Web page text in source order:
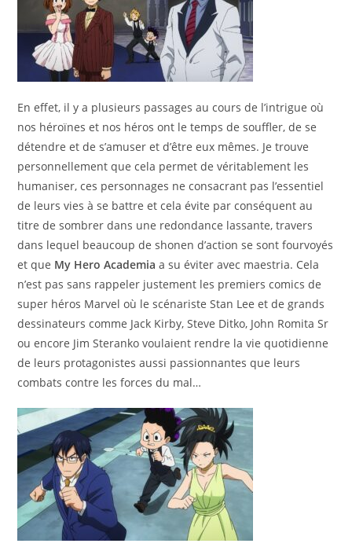
En effet, il y a plusieurs passages au cours de l’intrigue où
nos héroïnes et nos héros ont le temps de souffler, de se
détendre et de s’amuser et d’être eux mêmes. Je trouve
personnellement que cela permet de véritablement les
humaniser, ces personnages ne consacrant pas l’essentiel
de leurs vies à se battre et cela évite par conséquent au
titre de sombrer dans une redondance lassante, travers
dans lequel beaucoup de shonen d’action se sont fourvoyés
et que My Hero Academia a su éviter avec maestria. Cela
n’est pas sans rappeler justement les premiers comics de
super héros Marvel où le scénariste Stan Lee et de grands
dessinateurs comme Jack Kirby, Steve Ditko, John Romita Sr
ou encore Jim Steranko voulaient rendre la vie quotidienne
de leurs protagonistes aussi passionnantes que leurs
combats contre les forces du mal…